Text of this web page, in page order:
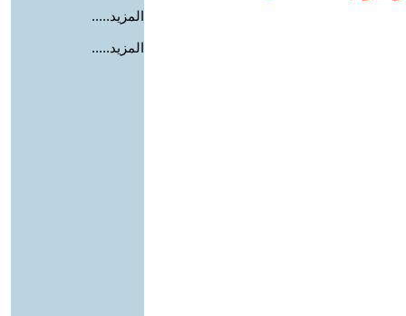
المزيد.....
المزيد.....